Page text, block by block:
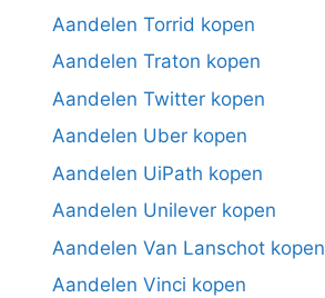
Aandelen Torrid kopen
Aandelen Traton kopen
Aandelen Twitter kopen
Aandelen Uber kopen
Aandelen UiPath kopen
Aandelen Unilever kopen
Aandelen Van Lanschot kopen
Aandelen Vinci kopen